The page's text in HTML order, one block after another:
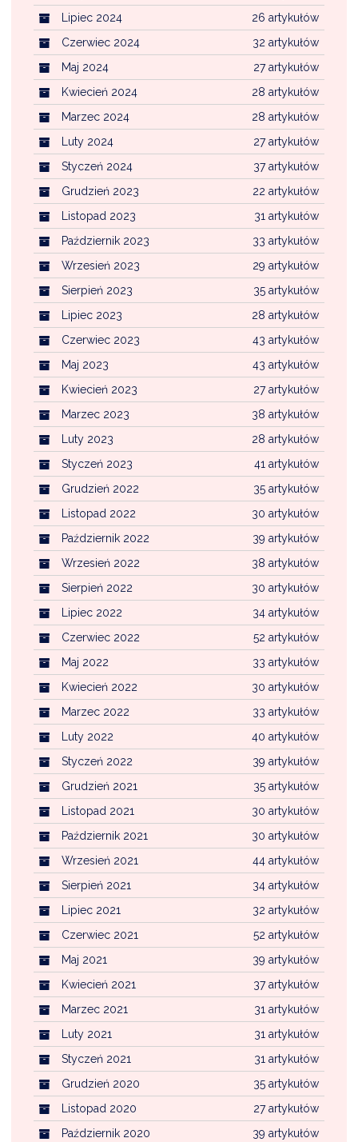
26 artykułów
Lipiec 2024
32 artykułów
Czerwiec 2024
27 artykułów
Maj 2024
28 artykułów
Kwiecień 2024
28 artykułów
Marzec 2024
27 artykułów
Luty 2024
37 artykułów
Styczeń 2024
22 artykułów
Grudzień 2023
31 artykułów
Listopad 2023
33 artykułów
Październik 2023
29 artykułów
Wrzesień 2023
35 artykułów
Sierpień 2023
28 artykułów
Lipiec 2023
43 artykułów
Czerwiec 2023
43 artykułów
Maj 2023
27 artykułów
Kwiecień 2023
38 artykułów
Marzec 2023
28 artykułów
Luty 2023
41 artykułów
Styczeń 2023
35 artykułów
Grudzień 2022
30 artykułów
Listopad 2022
39 artykułów
Październik 2022
38 artykułów
Wrzesień 2022
30 artykułów
Sierpień 2022
34 artykułów
Lipiec 2022
52 artykułów
Czerwiec 2022
33 artykułów
Maj 2022
30 artykułów
Kwiecień 2022
33 artykułów
Marzec 2022
40 artykułów
Luty 2022
39 artykułów
Styczeń 2022
35 artykułów
Grudzień 2021
30 artykułów
Listopad 2021
30 artykułów
Październik 2021
44 artykułów
Wrzesień 2021
34 artykułów
Sierpień 2021
32 artykułów
Lipiec 2021
52 artykułów
Czerwiec 2021
39 artykułów
Maj 2021
37 artykułów
Kwiecień 2021
31 artykułów
Marzec 2021
31 artykułów
Luty 2021
31 artykułów
Styczeń 2021
35 artykułów
Grudzień 2020
27 artykułów
Listopad 2020
39 artykułów
Październik 2020